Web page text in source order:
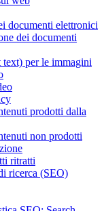
documenti elettronici
dei documenti
text) per le immagini
prodotti dalla
non prodotti
ritratti
ricerca (SEO)